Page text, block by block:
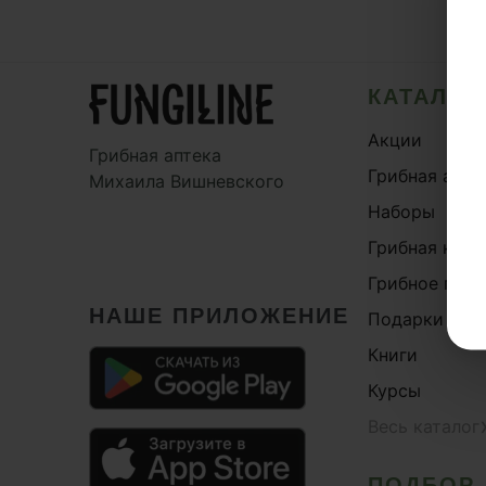
Грибная аптека
Михаила Вишневского
НАШЕ ПРИЛОЖЕНИЕ
КАТАЛОГ
Акции
Грибная
Наборы
Грибная
Грибное
Подарки и
Книги
Курсы